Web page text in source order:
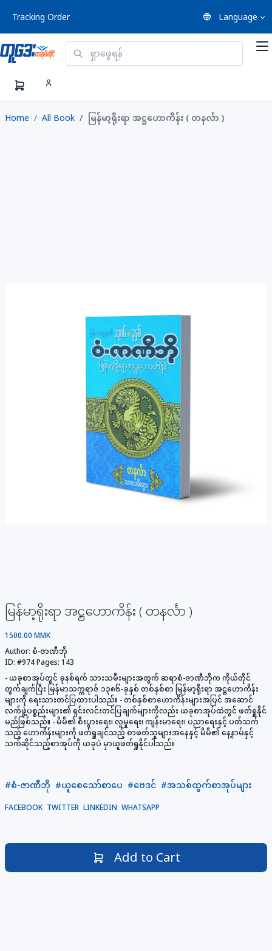
Tracking Order Language
Home All Book မြန်မာ့ရိုးရာ အဋ္ဌဟောကိန်း ( တနင်္လာ )
မြန်မာ့ရိုးရာ အဋ္ဌဟောကိန်း ( တနင်္လာ )
1500.00 MMK
Author: စံ-ဇာဏီဘို
ID: #974Pages: 143
- ယခုစာအုပ်တွင် ခုနစ်ရက် သားသမီးများအတွက် ဆရာစံ-ဇာဏီဘိုက ကိုယ်တိုင်
တွက်ချက်ပြီး မြန်မာသက္ကရာဇ် ၁၃၈၆-ခုနှစ် တစ်နှစ်စာ မြန်မာ့ရိုးရာ အဋ္ဌဟောကိန်း
များကို ရေးသားတင်ပြထားပါသည်။ - တစ်နှစ်စာဟောကိန်းများအပြင် အဆောင်
လက်ဖွဲ့ပစ္စည်းများ၏ ရှင်းလင်းတင်ပြချက်များကိုလည်း ယခုစာအုပ်ထဲတွင် ဖတ်ရှုနိုင်
မည်ဖြစ်သည်။ - မိမိ၏ စီးပွားရေး၊ လူမှုရေး၊ ကျန်းမာရေး၊ ပညာရေးနှင့် ပတ်သက်
သည့် ဟောကိန်းများကို ဖတ်ရှုချင်သည့် စာဖတ်သူများအနေနှင့် မိမိ၏ နေ့နာမ်နှင့်
သက်ဆိုင်သည့်စာအုပ်ကို ယခုပဲ မှာယူဖတ်ရှုနိုင်ပါသည်။
#စံ-ဇာဏီဘို #ယူစေသော်စာပေ #ဗေဒင် #အသစ်ထွက်စာအုပ်များ
FACEBOOK TWITTER LINKEDIN WHATSAPP
Add to Cart